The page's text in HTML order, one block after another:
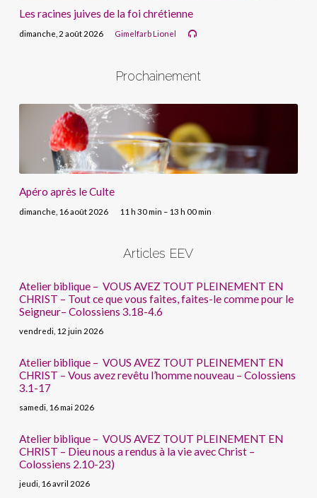
Les racines juives de la foi chrétienne
dimanche, 2 août 2026 Gimelfarb Lionel
Prochainement
Apéro après le Culte
dimanche, 16 août 2026 11 h 30 min – 13 h 00 min
Articles EEV
Atelier biblique – VOUS AVEZ TOUT PLEINEMENT EN
CHRIST – Tout ce que vous faites, faites-le comme pour le
Seigneur– Colossiens 3.18-4.6
vendredi, 12 juin 2026
Atelier biblique – VOUS AVEZ TOUT PLEINEMENT EN
CHRIST – Vous avez revêtu l’homme nouveau – Colossiens
3.1-17
samedi, 16 mai 2026
Atelier biblique – VOUS AVEZ TOUT PLEINEMENT EN
CHRIST – Dieu nous a rendus à la vie avec Christ –
Colossiens 2.10-23)
jeudi, 16 avril 2026